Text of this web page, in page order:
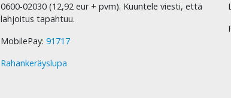
0600-02030 (12,92 eur + pvm). Kuuntele viesti, että
lahjoitus tapahtuu.
MobilePay: 91717
Rahankeräyslupa